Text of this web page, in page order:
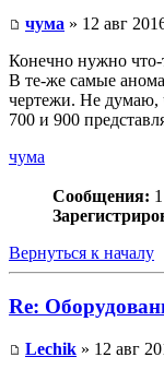
чума » 12 авг
Конечно нужно
В те-же самые
чертежи. Не думаю,
700 и 900
чума
Сообщения: 1
Вернуться к началу
Re:
Lechik » 12 авг